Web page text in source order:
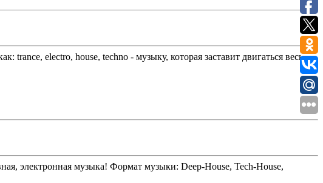
electro, house, techno - музыку, которая заставит двигаться весь
электронная музыка! Формат музыки: Deep-House, Tech-House,